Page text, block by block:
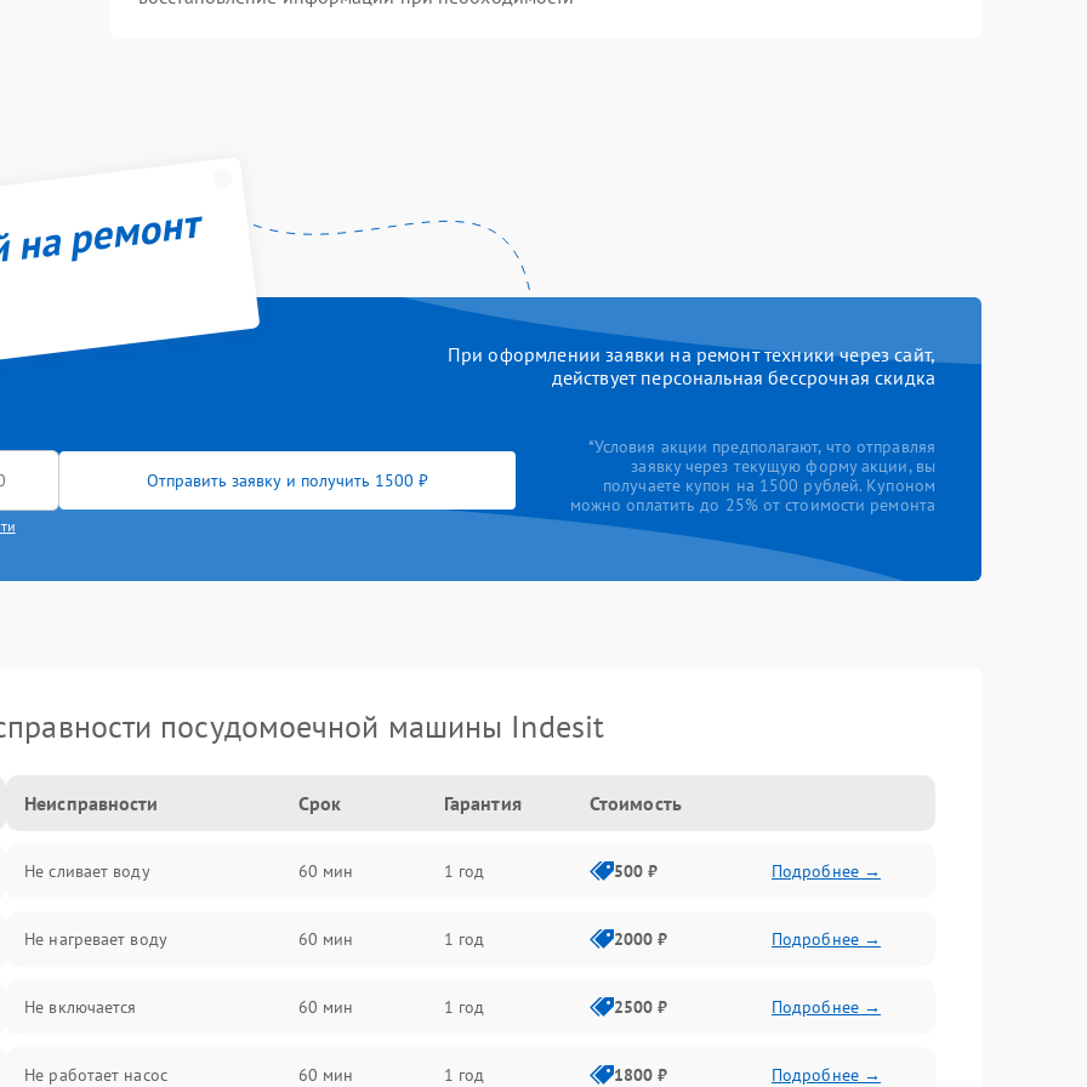
ремонт
При оформлении заявки на ремонт техники через сайт,
действует персональная бессрочная скидка
Отправить заявку и получить 1500 ₽
*Условия акции предполагают, что отправляя
заявку через текущую форму акции, вы
получаете купон на 1500 рублей. Купоном
можно оплатить до 25% от стоимости ремонта
посудомоечной машины Indesit
Неисправности Срок Гарантия Стоимость
Не сливает воду 60 мин 1 год 500 ₽ Подробнее →
Не нагревает воду 60 мин 1 год 2000 ₽ Подробнее →
Не включается 60 мин 1 год 2500 ₽ Подробнее →
Не работает насос 60 мин 1 год 1800 ₽ Подробнее →